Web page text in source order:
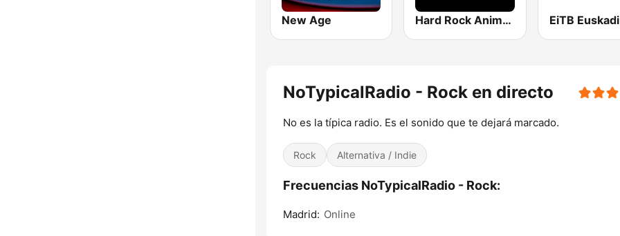
New Age Hard Rock Animals
NoTypicalRadio - Rock en directo
No es la típica radio. Es el sonido que te dejará marcado.
Rock Alternativa / Indie
Frecuencias NoTypicalRadio - Rock:
Madrid: Online